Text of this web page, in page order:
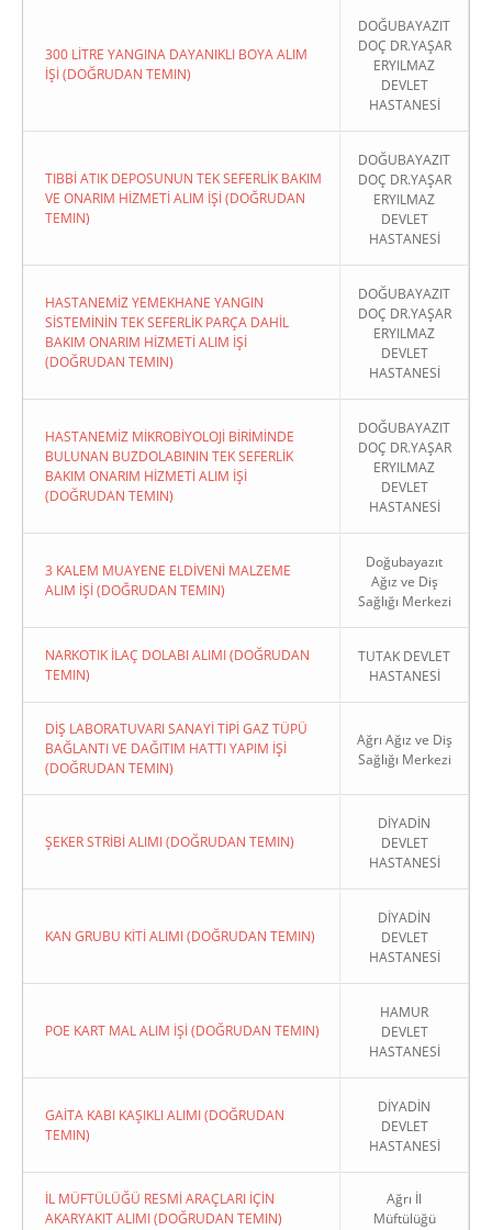
300 LİTRE YANGINA DAYANIKLI BOYA ALIM
İŞİ (DOĞRUDAN TEMIN)
DOĞUBAYAZIT
DOÇ DR.YAŞAR
ERYILMAZ
DEVLET
HASTANESİ
TIBBİ ATIK DEPOSUNUN TEK SEFERLİK BAKIM
VE ONARIM HİZMETİ ALIM İŞİ (DOĞRUDAN
TEMIN)
DOĞUBAYAZIT
DOÇ DR.YAŞAR
ERYILMAZ
DEVLET
HASTANESİ
HASTANEMİZ YEMEKHANE YANGIN
SİSTEMİNİN TEK SEFERLİK PARÇA DAHİL
BAKIM ONARIM HİZMETİ ALIM İŞİ
(DOĞRUDAN TEMIN)
DOĞUBAYAZIT
DOÇ DR.YAŞAR
ERYILMAZ
DEVLET
HASTANESİ
HASTANEMİZ MİKROBİYOLOJİ BİRİMİNDE
BULUNAN BUZDOLABININ TEK SEFERLİK
BAKIM ONARIM HİZMETİ ALIM İŞİ
(DOĞRUDAN TEMIN)
DOĞUBAYAZIT
DOÇ DR.YAŞAR
ERYILMAZ
DEVLET
HASTANESİ
3 KALEM MUAYENE ELDİVENİ MALZEME
ALIM İŞİ (DOĞRUDAN TEMIN)
Doğubayazıt
Ağız ve Diş
Sağlığı Merkezi
NARKOTIK İLAÇ DOLABI ALIMI (DOĞRUDAN
TEMIN)
TUTAK DEVLET
HASTANESİ
DİŞ LABORATUVARI SANAYİ TİPİ GAZ TÜPÜ
BAĞLANTI VE DAĞITIM HATTI YAPIM İŞİ
(DOĞRUDAN TEMIN)
Ağrı Ağız ve Diş
Sağlığı Merkezi
ŞEKER STRİBİ ALIMI (DOĞRUDAN TEMIN)
DİYADİN
DEVLET
HASTANESİ
KAN GRUBU KİTİ ALIMI (DOĞRUDAN TEMIN)
DİYADİN
DEVLET
HASTANESİ
POE KART MAL ALIM İŞİ (DOĞRUDAN TEMIN)
HAMUR
DEVLET
HASTANESİ
GAİTA KABI KAŞIKLI ALIMI (DOĞRUDAN
TEMIN)
DİYADİN
DEVLET
HASTANESİ
İL MÜFTÜLÜĞÜ RESMİ ARAÇLARI İÇİN
AKARYAKIT ALIMI (DOĞRUDAN TEMIN)
Ağrı İl
Müftülüğü